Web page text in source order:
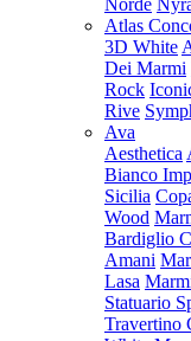
Norde
Atlas
3D White
Dei Marmi
Rock
Rive
Ava
Aesthetica
Bianco
Sicilia
Wood
Bardiglio
Amani
Lasa
Statuario
Travertino